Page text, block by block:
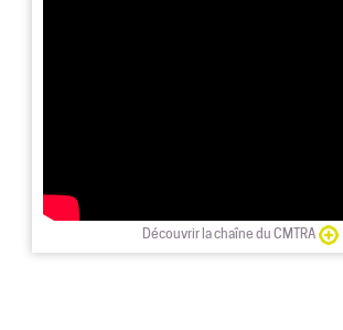
Découvrir la chaîne du CMTRA